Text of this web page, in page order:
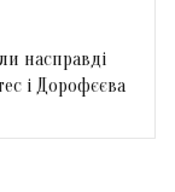
насправді
і Дорофєєва